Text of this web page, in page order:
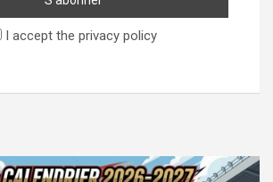
I accept the privacy policy